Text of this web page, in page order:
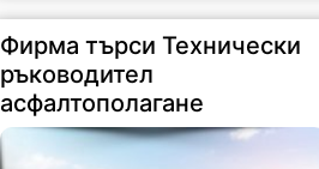
Фирма търси Технически
ръководител
асфалтополагане